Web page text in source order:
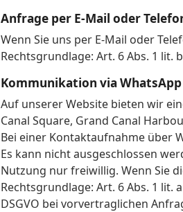
Anfrage per E-Mail oder
Wenn Sie uns per E-Mail oder
Rechtsgrundlage: Art. 6 Abs. 1 lit.
Kommunikation via WhatsApp
Auf unserer Website bieten wir
Canal Square, Grand Canal
Bei einer Kontaktaufnahme über
Es kann nicht ausgeschlossen
Nutzung nur freiwillig. Wenn Sie
Rechtsgrundlage: Art. 6 Abs. 1 lit.
DSGVO bei vorvertraglichen